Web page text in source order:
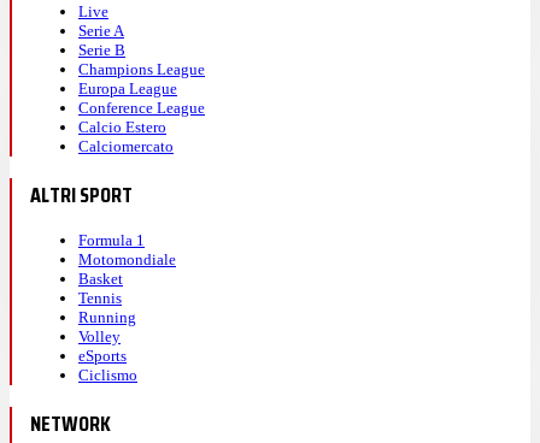
Live
Serie A
Serie B
Champions League
Europa League
Conference League
Calcio Estero
Calciomercato
ALTRI SPORT
Formula 1
Motomondiale
Basket
Tennis
Running
Volley
eSports
Ciclismo
NETWORK